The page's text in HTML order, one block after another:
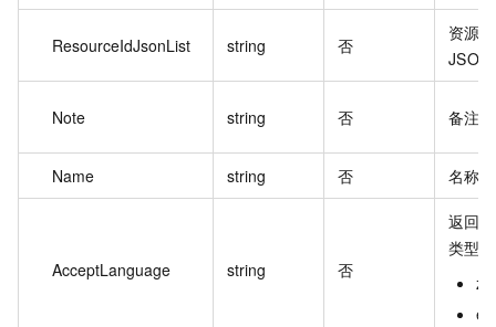
ResourceIdJsonList string 否
资源
JSON
Note string 否 备注。
Name string 否 名称。
AcceptLanguage string 否
返回
类型：